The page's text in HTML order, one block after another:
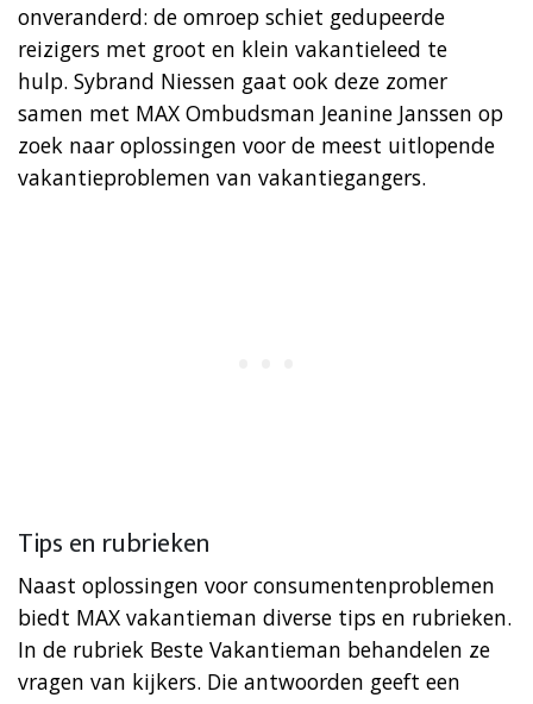
onveranderd: de omroep schiet gedupeerde
reizigers met groot en klein vakantieleed te
hulp. Sybrand Niessen gaat ook deze zomer
samen met MAX Ombudsman Jeanine Janssen op
zoek naar oplossingen voor de meest uitlopende
vakantieproblemen van vakantiegangers.
Tips en rubrieken
Naast oplossingen voor consumentenproblemen
biedt MAX vakantieman diverse tips en rubrieken.
In de rubriek Beste Vakantieman behandelen ze
vragen van kijkers. Die antwoorden geeft een